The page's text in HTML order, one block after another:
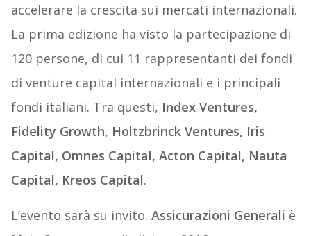
accelerare la crescita sui mercati internazionali.
La prima edizione ha visto la partecipazione di
120 persone, di cui 11 rappresentanti dei fondi
di venture capital internazionali e i principali
fondi italiani. Tra questi, Index Ventures,
Fidelity Growth, Holtzbrinck Ventures, Iris
Capital, Omnes Capital, Acton Capital, Nauta
Capital, Kreos Capital.
L’evento sarà su invito. Assicurazioni Generali è